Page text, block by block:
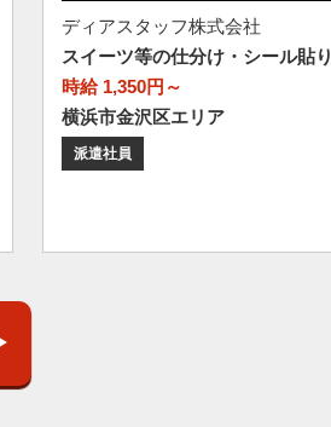
ディアスタッフ株式会社
スイーツ等の仕分け・シール貼り
時給 1,350円～
横浜市金沢区エリア
派遣社員